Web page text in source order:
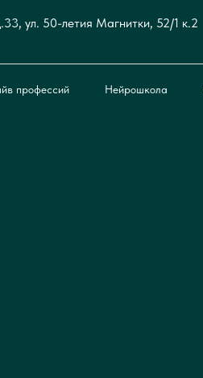
ул. 50-летия Магнитки, 52/1 к.2
профессий Нейрошкола